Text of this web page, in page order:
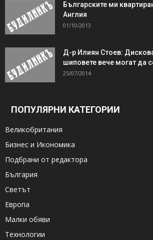
Българските ми
Англия
01/10/2013
Д-р Илиян Стоев:
шиповете вече могат да
25/07/2014
ПОПУЛЯРНИ КАТЕГОРИИ
Великобритания
Бизнес и Икономика
Подбрани от редактора
България
Светът
Европа
Малки обяви
Технологии